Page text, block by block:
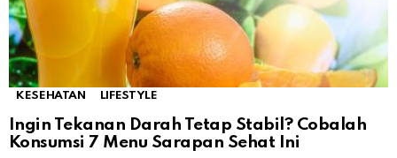
KESEHATAN LIFESTYLE
Ingin Tekanan Darah Tetap Stabil? Cobalah
Konsumsi 7 Menu Sarapan Sehat Ini